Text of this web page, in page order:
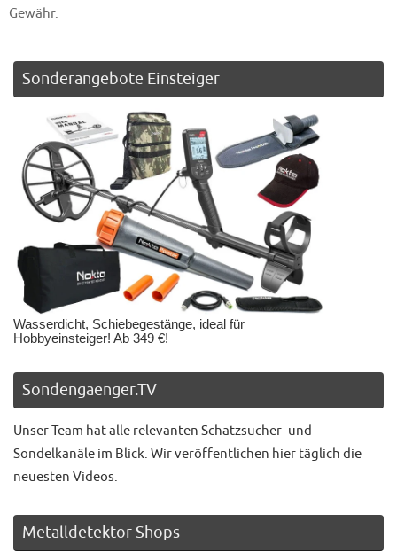
Gewähr.
Sonderangebote Einsteiger
Wasserdicht, Schiebegestänge, ideal für
Hobbyeinsteiger! Ab 349 €!
Sondengaenger.TV
Unser Team hat alle relevanten Schatzsucher- und
Sondelkanäle im Blick. Wir veröffentlichen hier täglich die
neuesten Videos.
Metalldetektor Shops